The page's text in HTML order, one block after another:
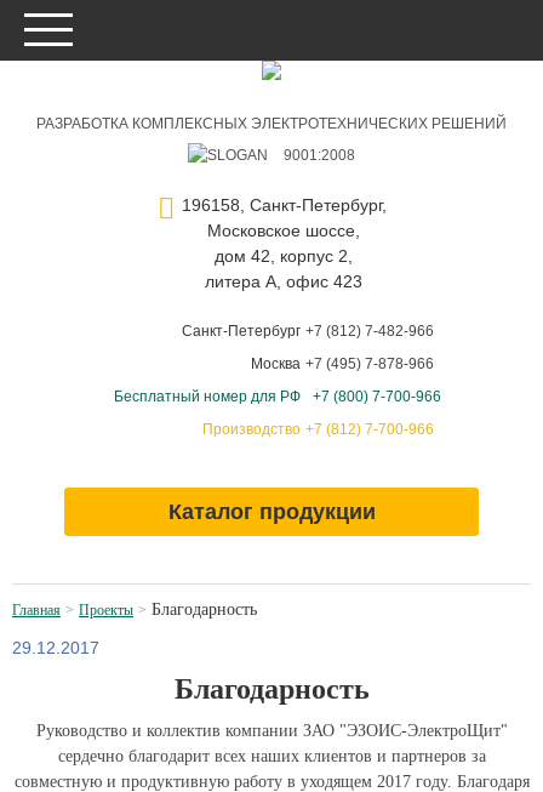
РАЗРАБОТКА КОМПЛЕКСНЫХ ЭЛЕКТРОТЕХНИЧЕСКИХ РЕШЕНИЙ
9001:2008
196158, Санкт-Петербург,
Московское шоссе,
дом 42, корпус 2,
литера А, офис 423
Санкт-Петербург
Москва
Бесплатный номер для РФ
Производство
+7 (812) 7-482-966
+7 (495) 7-878-966
+7 (800) 7-700-966
+7 (812) 7-700-966
Каталог продукции
Главная Проекты Благодарность
29.12.2017
Благодарность
Руководство и коллектив компании ЗАО "ЭЗОИС-ЭлектроЩит"
сердечно благодарит всех наших клиентов и партнеров за
совместную и продуктивную работу в уходящем 2017 году. Благодаря